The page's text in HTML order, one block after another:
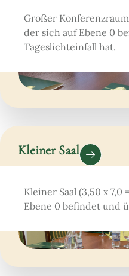
Großer Konferenzraum
der sich auf Ebene 0
Tageslichteinfall hat.
Kleiner Saal
Kleiner Saal (3,50 x 7,0
Ebene 0 befindet und